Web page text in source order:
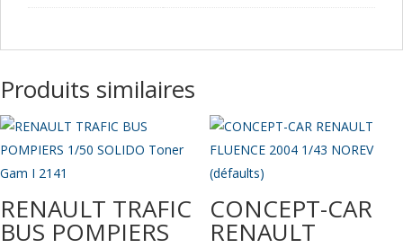
Produits similaires
RENAULT TRAFIC
BUS POMPIERS
CONCEPT-CAR
RENAULT